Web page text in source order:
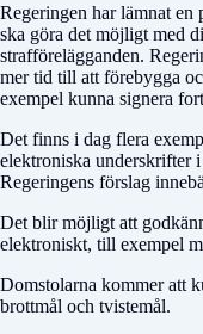
Regeringen har lämnat
ska göra det möjligt med
strafförelägganden.
mer tid till att förebygga
exempel kunna signera
Det finns i dag flera
elektroniska underskrifter
Regeringens förslag
Det blir möjligt att
elektroniskt, till exempel
Domstolarna kommer att
brottmål och tvistemål.